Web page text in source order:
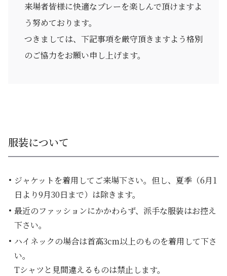
来場者皆様に快適なプレーを楽しんで頂けますよ
う努めております。
つきましては、下記事項を厳守頂きますよう格別
のご協力をお願い申し上げます。
服装について
ジャケットを着用してご来場下さい。但し、夏季（6月1
日より9月30日まで）は除きます。
最近のファッションにかかわらず、派手な服装はお控え
下さい。
ハイネックの場合は首高3cm以上のものを着用して下さ
い。
Tシャツと見間違えるものは禁止します。